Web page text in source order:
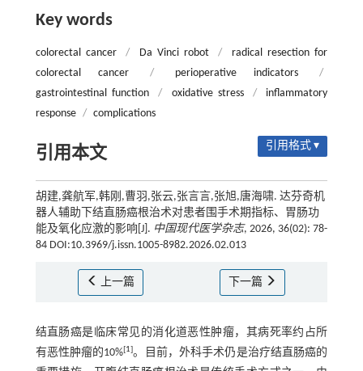
Key words
colorectal cancer / Da Vinci robot /
radical resection for
colorectal cancer
/ perioperative indicators
/
gastrointestinal function
/ oxidative stress /
inflammatory
response / complications
引用本文 引用格式 ▾
胡建,龚航军,韩刚,曹羽,张云,张言言,张旭,唐海啸. 达芬奇机
器人辅助下结直肠癌根治术对患者围手术期指标、胃肠功
能及氧化应激的影响[J]. 中国现代医学杂志, 2026, 36(02): 78-
84 DOI:10.3969/j.issn.1005-8982.2026.02.013
上一篇 下一篇
结直肠癌是临床常见的消化道恶性肿瘤，其病死率约占所
有恶性肿瘤的10%[1]。目前，外科手术仍是治疗结直肠癌的